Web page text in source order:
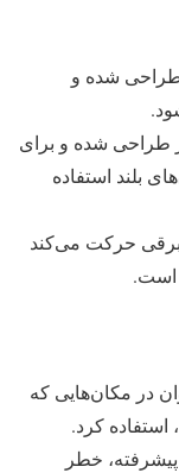
طراحی شده و
طراحی شده و برای
بلند استفاده
برقی حرکت می‌کند
است.
در مکان‌هایی که
کرد.
خطر